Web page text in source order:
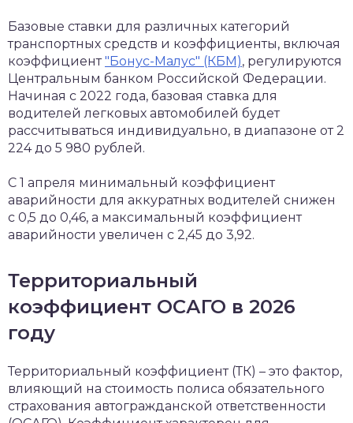
Базовые ставки для различных категорий
транспортных средств и коэффициенты, включая
коэффициент"Бонус-Малус" (КБМ), регулируются
Центральным банком Российской Федерации.
Начиная с 2022 года, базовая ставка для
водителей легковых автомобилей будет
рассчитываться индивидуально, в диапазоне от 2
224 до 5 980 рублей.
С 1 апреля минимальный коэффициент
аварийности для аккуратных водителей снижен
с 0,5 до 0,46, а максимальный коэффициент
аварийности увеличен с 2,45 до 3,92.
Территориальный
коэффициент ОСАГО в 2026
году
Территориальный коэффициент (ТК) – это фактор,
влияющий на стоимость полиса обязательного
страхования автогражданской ответственности